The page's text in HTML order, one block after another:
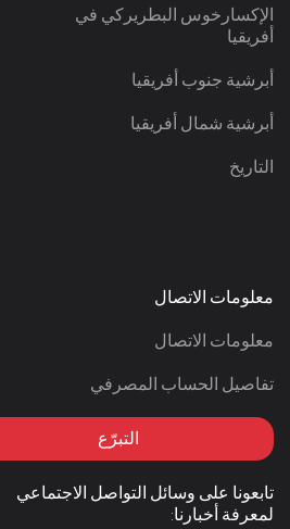
الإكسارخوس البطريركي في
أفريقيا
أبرشية جنوب أفريقيا
أبرشية شمال أفريقيا
التاريخ
معلومات الاتصال
معلومات الاتصال
تفاصيل الحساب المصرفي
التبرّع
تابعونا على وسائل التواصل الاجتماعي
لمعرفة أخبارنا: